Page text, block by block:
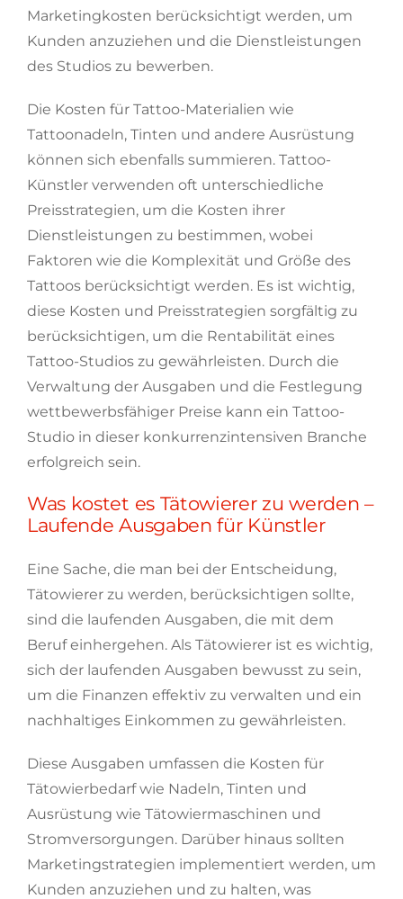
Marketingkosten berücksichtigt werden, um
Kunden anzuziehen und die Dienstleistungen
des Studios zu bewerben.
Die Kosten für Tattoo-Materialien wie
Tattoonadeln, Tinten und andere Ausrüstung
können sich ebenfalls summieren. Tattoo-
Künstler verwenden oft unterschiedliche
Preisstrategien, um die Kosten ihrer
Dienstleistungen zu bestimmen, wobei
Faktoren wie die Komplexität und Größe des
Tattoos berücksichtigt werden. Es ist wichtig,
diese Kosten und Preisstrategien sorgfältig zu
berücksichtigen, um die Rentabilität eines
Tattoo-Studios zu gewährleisten. Durch die
Verwaltung der Ausgaben und die Festlegung
wettbewerbsfähiger Preise kann ein Tattoo-
Studio in dieser konkurrenzintensiven Branche
erfolgreich sein.
Was kostet es Tätowierer zu werden –
Laufende Ausgaben für Künstler
Eine Sache, die man bei der Entscheidung,
Tätowierer zu werden, berücksichtigen sollte,
sind die laufenden Ausgaben, die mit dem
Beruf einhergehen. Als Tätowierer ist es wichtig,
sich der laufenden Ausgaben bewusst zu sein,
um die Finanzen effektiv zu verwalten und ein
nachhaltiges Einkommen zu gewährleisten.
Diese Ausgaben umfassen die Kosten für
Tätowierbedarf wie Nadeln, Tinten und
Ausrüstung wie Tätowiermaschinen und
Stromversorgungen. Darüber hinaus sollten
Marketingstrategien implementiert werden, um
Kunden anzuziehen und zu halten, was